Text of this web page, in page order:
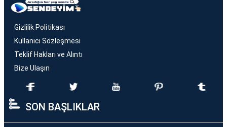
Gizlilik Politikası
Kullanıcı Sözleşmesi
Teklif Hakları ve Alıntı
Bize Ulaşın
SON BAŞLIKLAR